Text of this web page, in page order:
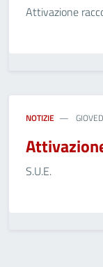
Attivazione
NOTIZIE
S.U.E.